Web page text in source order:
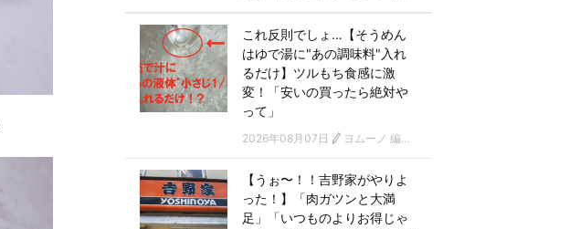
これ反則でしょ…【そうめん
はゆで湯に"あの調味料"入れ
るだけ】ツルもち食感に激
変！「安いの買ったら絶対や
って」
2026年08月07日 ヨムーノ 編集部
【うぉ〜！！吉野家がやりよ
った！】「肉ガツンと大満
足」「いつものよりお得じゃ